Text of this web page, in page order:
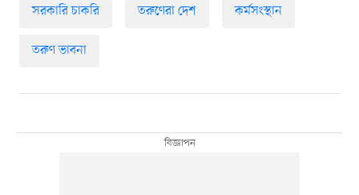
সরকারি চাকরি তরুণেরা দেশ কর্মসংস্থান
তরুণ ভাবনা